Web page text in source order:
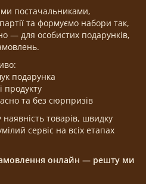
постачальниками,
та формуємо набори так,
— для особистих подарунків,
подарунка
продукту
та без сюрпризів
товарів, швидку
сервіс на всіх етапах
онлайн — решту ми